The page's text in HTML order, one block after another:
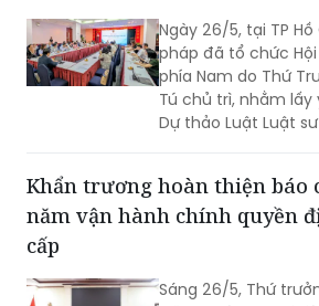
của đất nước;
trước, làm mẫu;
thể chế và chất
chuẩn mực quản
tăng trưởng, cực đổi
Ngày 26/5, tại TP Hồ
pháp đã tổ chức
phía Nam do Thứ
Tú chủ trì, nhằm lấy
Dự thảo Luật Luật
Khẩn trương hoàn thiện báo
năm vận hành chính quyền
cấp
Sáng 26/5, Thứ